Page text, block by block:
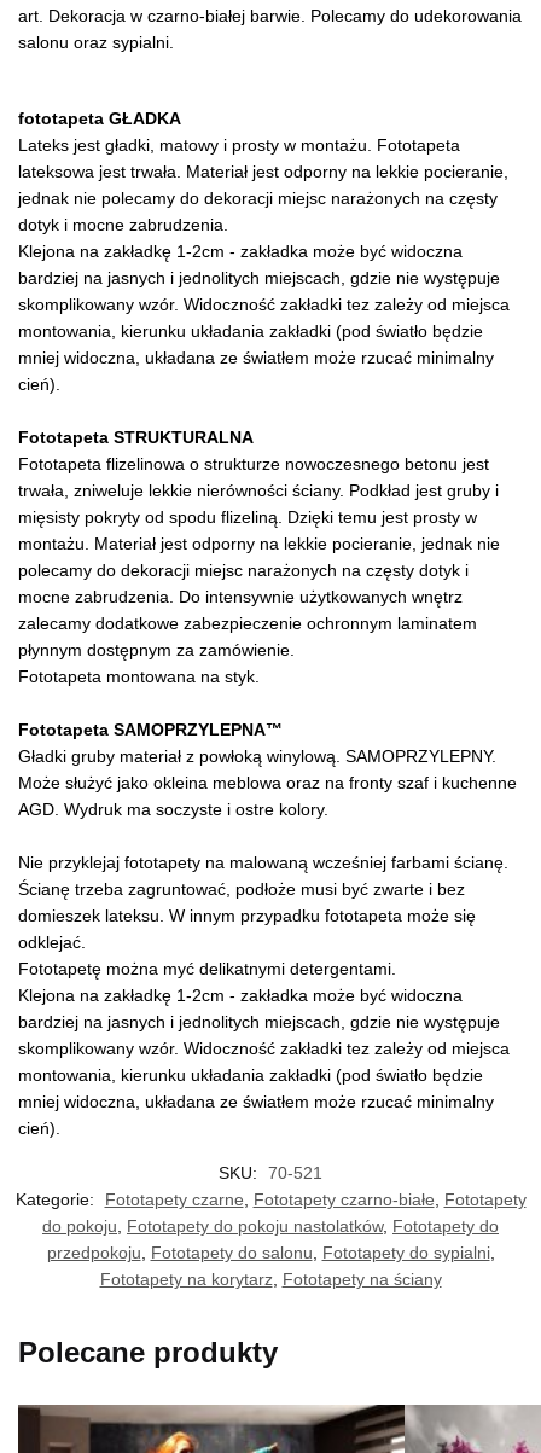
art. Dekoracja w czarno-białej barwie. Polecamy do udekorowania
salonu oraz sypialni.
fototapeta GŁADKA
Lateks jest gładki, matowy i prosty w montażu. Fototapeta
lateksowa jest trwała. Materiał jest odporny na lekkie pocieranie,
jednak nie polecamy do dekoracji miejsc narażonych na częsty
dotyk i mocne zabrudzenia.
Klejona na zakładkę 1-2cm - zakładka może być widoczna
bardziej na jasnych i jednolitych miejscach, gdzie nie występuje
skomplikowany wzór. Widoczność zakładki tez zależy od miejsca
montowania, kierunku układania zakładki (pod światło będzie
mniej widoczna, układana ze światłem może rzucać minimalny
cień).
Fototapeta STRUKTURALNA
Fototapeta flizelinowa o strukturze nowoczesnego betonu jest
trwała, zniweluje lekkie nierówności ściany. Podkład jest gruby i
mięsisty pokryty od spodu flizeliną. Dzięki temu jest prosty w
montażu. Materiał jest odporny na lekkie pocieranie, jednak nie
polecamy do dekoracji miejsc narażonych na częsty dotyk i
mocne zabrudzenia. Do intensywnie użytkowanych wnętrz
zalecamy dodatkowe zabezpieczenie ochronnym laminatem
płynnym dostępnym za zamówienie.
Fototapeta montowana na styk.
Fototapeta SAMOPRZYLEPNA™
Gładki gruby materiał z powłoką winylową. SAMOPRZYLEPNY.
Może służyć jako okleina meblowa oraz na fronty szaf i kuchenne
AGD. Wydruk ma soczyste i ostre kolory.
Nie przyklejaj fototapety na malowaną wcześniej farbami ścianę.
Ścianę trzeba zagruntować, podłoże musi być zwarte i bez
domieszek lateksu. W innym przypadku fototapeta może się
odklejać.
Fototapetę można myć delikatnymi detergentami.
Klejona na zakładkę 1-2cm - zakładka może być widoczna
bardziej na jasnych i jednolitych miejscach, gdzie nie występuje
skomplikowany wzór. Widoczność zakładki tez zależy od miejsca
montowania, kierunku układania zakładki (pod światło będzie
mniej widoczna, układana ze światłem może rzucać minimalny
cień).
SKU:
70-521
Kategorie:
Fototapety czarne Fototapety czarno-białe
Fototapety
do pokoju
Fototapety do pokoju nastolatków, Fototapety do
przedpokoju
Fototapety do salonu Fototapety do sypialni,
Fototapety na korytarz, Fototapety na ściany
Polecane produkty